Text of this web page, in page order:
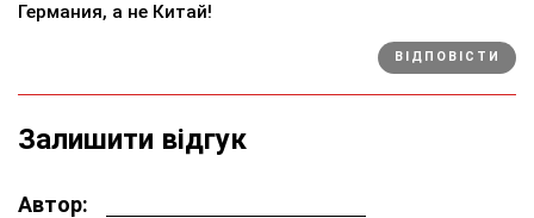
Германия, а не Китай!
ВІДПОВІСТИ
Залишити відгук
Автор: